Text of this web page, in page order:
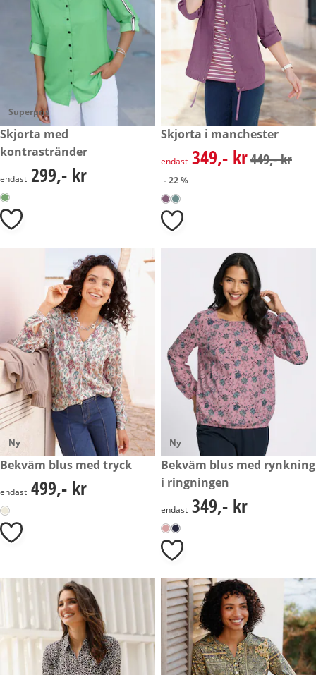
Superpris
299,- kr
Skjorta med
kontrastränder
299,- kr
endast 299,- kr
rabatterat pris: 349,- kr,
- 22 %
Skjorta i manchester
rabatterat pris: 349,- kr,
endast 349,- kr449,- kr
- 22 %
Ny
499,- kr
Bekväm blus med tryck
499,- kr
endast 499,- kr
Ny
349,- kr
Bekväm blus med rynkning
i ringningen
349,- kr
endast 349,- kr